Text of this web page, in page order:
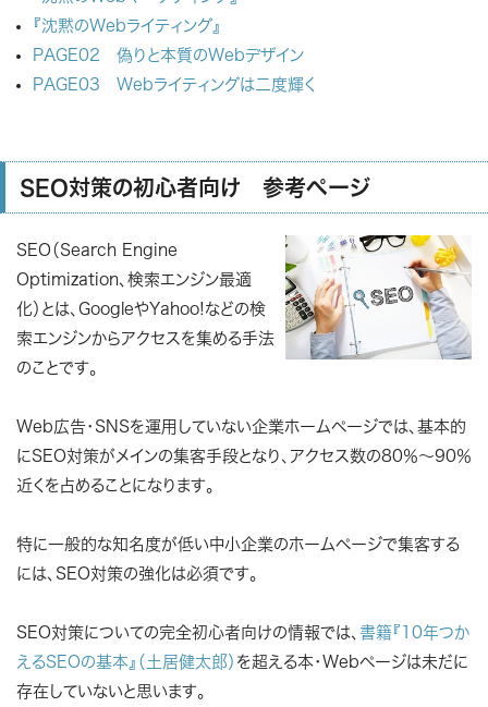
『沈黙のWebライティング』
PAGE02 偽りと本質のWebデザイン
PAGE03 Webライティングは二度輝く
SEO対策の初心者向け 参考ページ
SEO（Search Engine
Optimization、検索エンジン最適
化） とは、GoogleやYahoo!などの検
索エンジンからアクセスを集める手法
のことです。
Web広告・SNSを運用していない企業ホームページでは、基本的
にSEO対策がメインの集客手段となり、アクセス数の80％～90％
近くを占めることになります。
特に一般的な知名度が低い中小企業のホームページで集客する
には、SEO対策の強化は必須です。
SEO対策についての完全初心者向けの情報では、 書籍『10年つか
えるSEOの基本』（土居健太郎） を超える本・Webページは未だに
存在していないと思います。